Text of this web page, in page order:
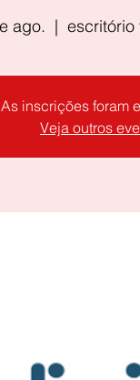
ago.
  |
escritório
As inscrições foram
Veja outros